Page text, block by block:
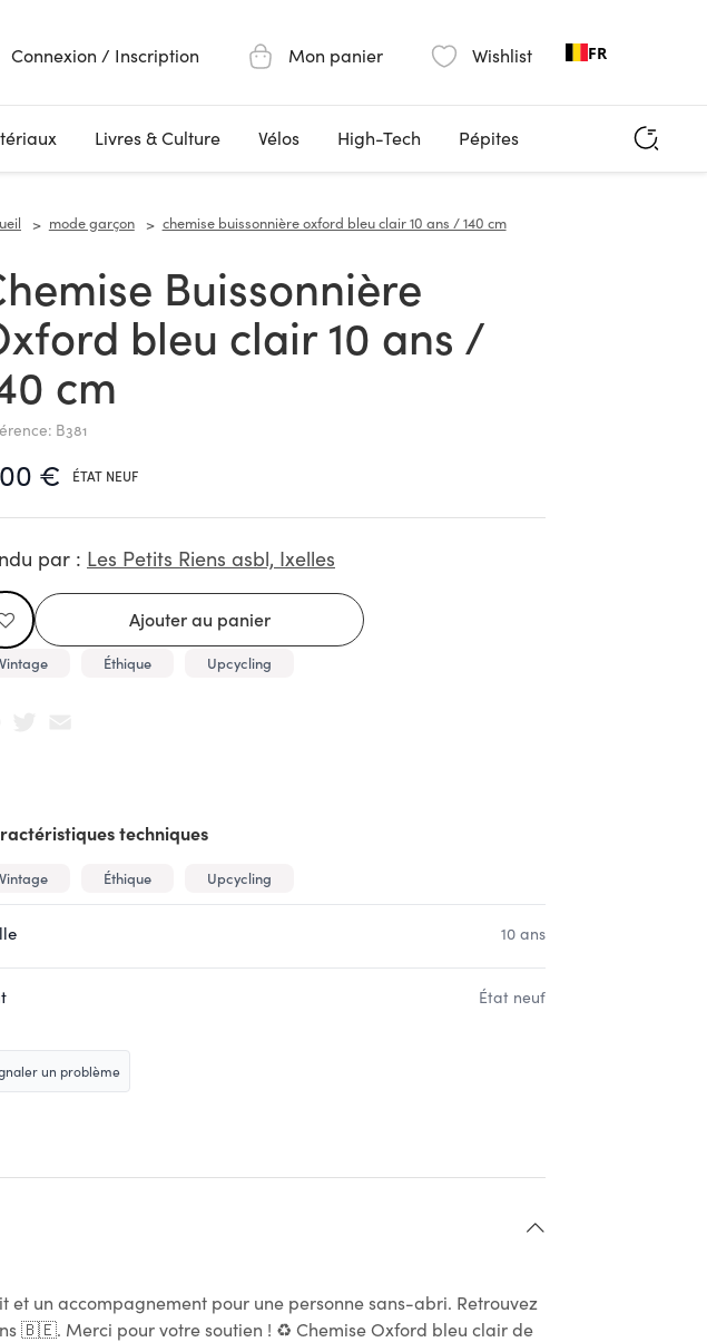
Connexion / Inscription Mon panier Wishlist FR
Livres & Culture Vélos High-Tech Pépites
mode garçon chemise buissonnière oxford bleu clair 10 ans / 140 cm
bleu clair 10 ans /
cm
B381
€ ÉTAT NEUF
par : Les Petits Riens asbl, Ixelles
Vintage Éthique Upcycling
techniques
Vintage Éthique Upcycling
10 ans
État neuf
un problème
et un accompagnement pour une personne sans-abri. Retrouvez
🇧🇪. Merci pour votre soutien ! ♻ Chemise Oxford bleu clair de